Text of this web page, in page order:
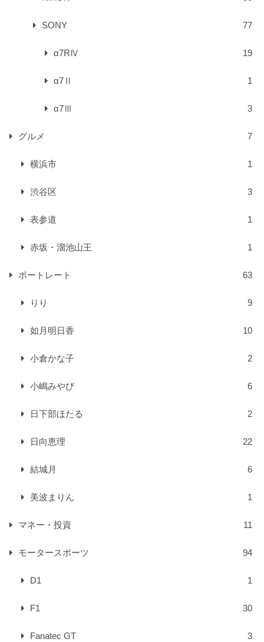
SONY 77
α7RⅣ 19
α7Ⅱ 1
α7Ⅲ 3
グルメ 7
横浜市 1
渋谷区 3
表参道 1
赤坂・溜池山王 1
ポートレート 63
りり 9
如月明日香 10
小倉かな子 2
小嶋みやび 6
日下部ほたる 2
日向恵理 22
結城月 6
美波まりん 1
マネー・投資 11
モータースポーツ 94
D1 1
F1 30
Fanatec GT 3